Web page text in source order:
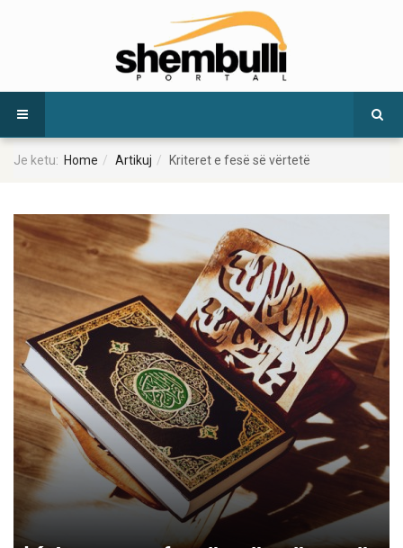
Je ketu: Home Artikuj Kriteret e fesë së vërtetë